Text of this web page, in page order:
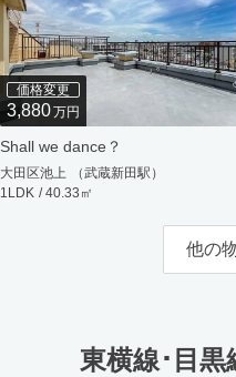
価格変更
3,880万円
Shall we dance？
大田区池上 （武蔵新田駅）
1LDK / 40.33㎡
他の
東横線･目